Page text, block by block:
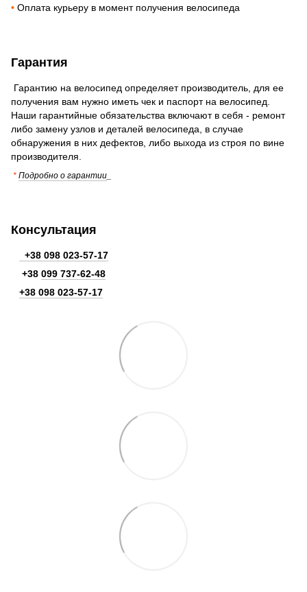
• Оплата курьеру в момент получения велосипеда
Гарантия
Гарантию на велосипед определяет производитель, для ее
получения вам нужно иметь чек и паспорт на велосипед.
Наши гарантийные обязательства включают в себя - ремонт
либо замену узлов и деталей велосипеда, в случае
обнаружения в них дефектов, либо выхода из строя по вине
производителя.
* Подробно о гарантии
Консультация
+38 098 023-57-17
+38 099 737-62-48
+38 098 023-57-17